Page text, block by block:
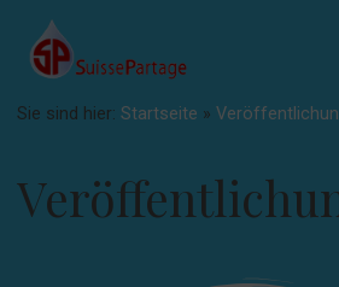
Sie sind hier: Startseite »